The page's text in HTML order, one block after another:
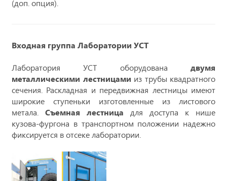
(доп. опция).
Входная группа Лаборатории УСТ
Лаборатория УСТ оборудована двумя
металлическими лестницами из трубы квадратного
сечения. Раскладная и передвижная лестницы имеют
широкие ступеньки изготовленные из листового
метала. Съемная лестница для доступа к нише
кузова-фургона в транспортном положении надежно
фиксируется в отсеке лаборатории.